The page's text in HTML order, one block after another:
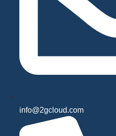
info@2gcloud.com